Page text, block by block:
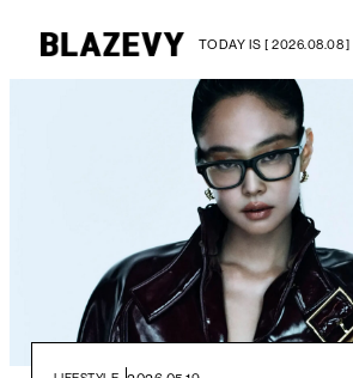
TODAY IS [ 2026.08.08 ]